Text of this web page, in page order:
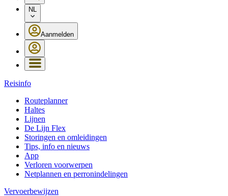
NL
Aanmelden
Reisinfo
Routeplanner
Haltes
Lijnen
De Lijn Flex
Storingen en omleidingen
Tips, info en nieuws
App
Verloren voorwerpen
Netplannen en perronindelingen
Vervoerbewijzen